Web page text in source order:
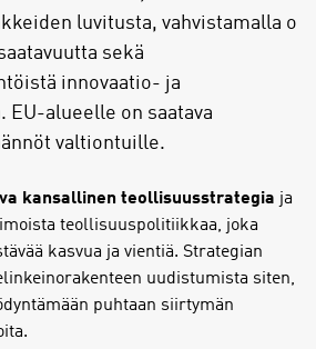
luvitusta, vahvistamalla o
sekä
innovaatio- ja
alueelle on saatava
valtiontuille.
kansallinen teollisuusstrategia ja
teollisuuspolitiikkaa, joka
kasvua ja vientiä. Strategian
uudistumista siten,
puhtaan siirtymän